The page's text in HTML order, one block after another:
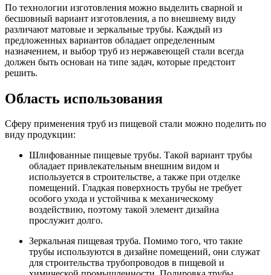
По технологии изготовления можно выделить сварной и
бесшовный вариант изготовления, а по внешнему виду
различают матовые и зеркальные трубы. Каждый из
предложенных вариантов обладает определенным
назначением, и выбор труб из нержавеющей стали всегда
должен быть основан на типе задач, которые предстоит
решить.
Область использования
Сферу применения труб из пищевой стали можно поделить по
виду продукции:
Шлифованные пищевые трубы. Такой вариант трубы
обладает привлекательным внешним видом и
используется в строительстве, а также при отделке
помещений. Гладкая поверхность трубы не требует
особого ухода и устойчива к механическому
воздействию, поэтому такой элемент дизайна
прослужит долго.
Зеркальная пищевая труба. Помимо того, что такие
трубы используются в дизайне помещений, они служат
для строительства трубопроводов в пищевой и